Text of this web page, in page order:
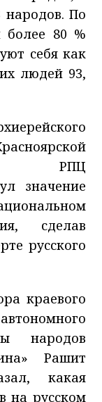
народов. По
80 %
себя как
людей 93,
РПЦ
значение
сделав
русского
краевого
народов
Рашит
какая
на русском